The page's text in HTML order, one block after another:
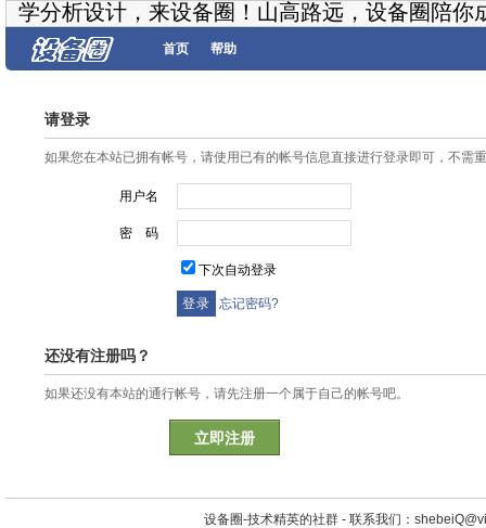
学分析设计，来设备圈！山高路远，设备圈陪你
首页 帮助
请登录
如果您在本站已拥有帐号，请使用已有的帐号信息直接进行登录即可，不需
用户名
密 码
下次自动登录
忘记密码?
还没有注册吗？
如果还没有本站的通行帐号，请先注册一个属于自己的帐号吧。
立即注册
设备圈-技术精英的社群 - 联系我们：